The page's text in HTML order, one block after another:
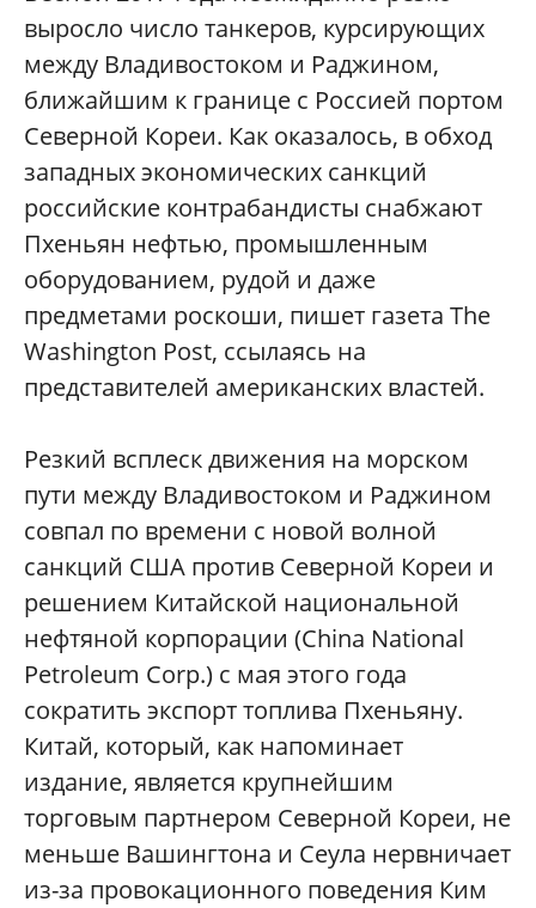
выросло число танкеров, курсирующих
между Владивостоком и Раджином,
ближайшим к границе с Россией портом
Северной Кореи. Как оказалось, в обход
западных экономических санкций
российские контрабандисты снабжают
Пхеньян нефтью, промышленным
оборудованием, рудой и даже
предметами роскоши, пишет газета The
Washington Post, ссылаясь на
представителей американских властей.
Резкий всплеск движения на морском
пути между Владивостоком и Раджином
совпал по времени с новой волной
санкций США против Северной Кореи и
решением Китайской национальной
нефтяной корпорации (China National
Petroleum Corp.) с мая этого года
сократить экспорт топлива Пхеньяну.
Китай, который, как напоминает
издание, является крупнейшим
торговым партнером Северной Кореи, не
меньше Вашингтона и Сеула нервничает
из-за провокационного поведения Ким